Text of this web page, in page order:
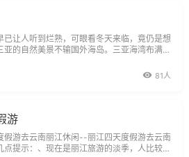
已让人听到烂熟，可眼看冬天来临，竟仍是想
的自然美景不输国外海岛。三亚海湾布满的
更轻松。不过，想真正玩到自由，还需做些小
81人
游
游去云南丽江休闲--丽江四天度假游去云南
提示：、现在是丽江旅游的淡季，人比较